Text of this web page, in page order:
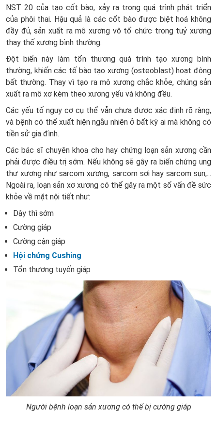
NST 20 của tạo cốt bào, xảy ra trong quá trình phát triển
của phôi thai. Hậu quả là các cốt bào được biệt hoá không
đầy đủ, sản xuất ra mô xương vô tổ chức trong tuỷ xương
thay thế xương bình thường.
Đột biến này làm tổn thương quá trình tạo xương bình
thường, khiến các tế bào tạo xương (osteoblast) hoạt động
bất thường. Thay vì tạo ra mô xương chắc khỏe, chúng sản
xuất ra mô xơ kèm theo xương yếu và không đều.
Các yếu tố nguy cơ cụ thể vẫn chưa được xác định rõ ràng,
và bệnh có thể xuất hiện ngẫu nhiên ở bất kỳ ai mà không có
tiền sử gia đình.
Các bác sĩ chuyên khoa cho hay chứng loạn sản xương cần
phải được điều trị sớm. Nếu không sẽ gây ra biến chứng ung
thư xương như sarcom xương, sarcom sợi hay sarcom sụn,...
Ngoài ra, loạn sản xơ xương có thể gây ra một số vấn đề sức
khỏe về mặt nội tiết như:
Dậy thì sớm
Cường giáp
Cường cận giáp
Hội chứng Cushing
Tổn thương tuyến giáp
Người bệnh loạn sản xương có thể bị cường giáp